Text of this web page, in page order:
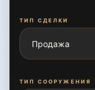
Бешагач
ТИП СДЕЛКИ
ТИП СООРУЖЕНИЯ